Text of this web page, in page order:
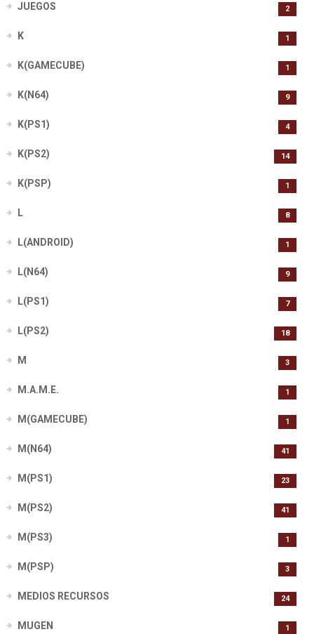
JUEGOS 2
K 1
K(GAMECUBE) 1
K(N64) 9
K(PS1) 4
K(PS2) 14
K(PSP) 1
L 8
L(ANDROID) 1
L(N64) 9
L(PS1) 7
L(PS2) 18
M 3
M.A.M.E. 1
M(GAMECUBE) 1
M(N64) 41
M(PS1) 23
M(PS2) 41
M(PS3) 1
M(PSP) 3
MEDIOS RECURSOS 24
MUGEN 1